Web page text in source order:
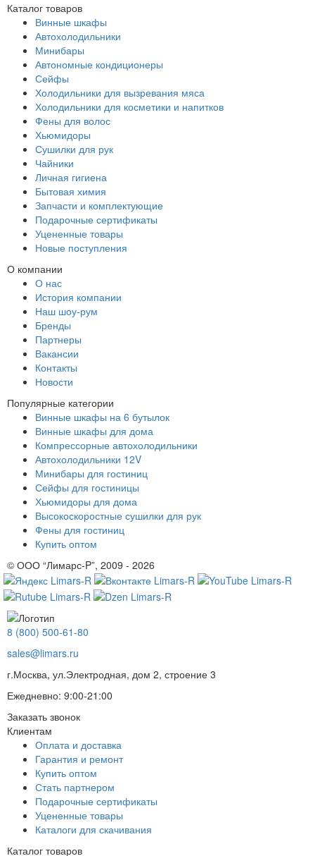
Каталог товаров
Винные шкафы
Автохолодильники
Минибары
Автономные кондиционеры
Сейфы
Холодильники для вызревания мяса
Холодильники для косметики и напитков
Фены для волос
Хьюмидоры
Сушилки для рук
Чайники
Личная гигиена
Бытовая химия
Запчасти и комплектующие
Подарочные сертификаты
Уцененные товары
Новые поступления
О компании
О нас
История компании
Наш шоу-рум
Бренды
Партнеры
Вакансии
Контакты
Новости
Популярные категории
Винные шкафы на 6 бутылок
Винные шкафы для дома
Компрессорные автохолодильники
Автохолодильники 12V
Минибары для гостиниц
Сейфы для гостиницы
Хьюмидоры для дома
Высокоскоростные сушилки для рук
Фены для гостиниц
Купить оптом
© ООО “Лимарс-P”, 2009 - 2026
8 (800) 500-61-80
sales@limars.ru
г.Москва, ул.Электродная, дом 2, строение 3
Ежедневно: 9:00-21:00
Заказать звонок
Клиентам
Оплата и доставка
Гарантия и ремонт
Купить оптом
Стать партнером
Подарочные сертификаты
Уцененные товары
Каталоги для скачивания
Каталог товаров